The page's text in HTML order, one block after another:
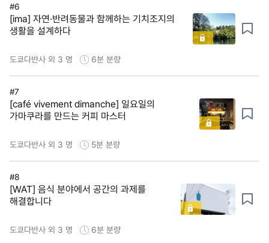
#6
[ima] 자연·반려동물과 함께하는 기치조지의
생활을 설계하다
도쿄다반사 외 3 명 6분 분량
#7
[café vivement dimanche] 일요일의
가마쿠라를 만드는 커피 마스터
도쿄다반사 외 3 명 5분 분량
#8
[WAT] 음식 분야에서 공간의 과제를
해결합니다
도쿄다반사 외 3 명 6분 분량